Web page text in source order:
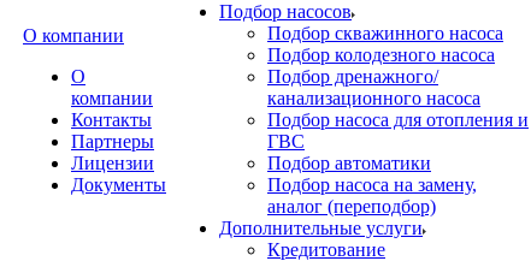
О компании
О
компании
Контакты
Партнеры
Лицензии
Документы
Подбор насосов
Подбор скважинного насоса
Подбор колодезного насоса
Подбор дренажного/
канализационного насоса
Подбор насоса для отопления и
ГВС
Подбор автоматики
Подбор насоса на замену,
аналог (переподбор)
Дополнительные услуги
Кредитование